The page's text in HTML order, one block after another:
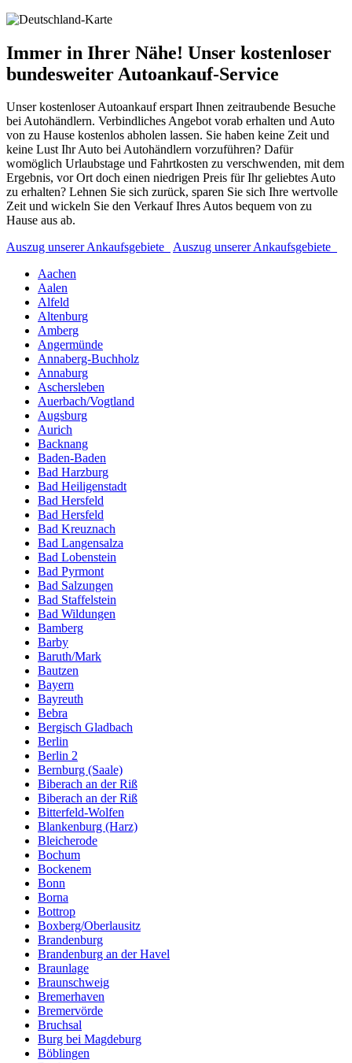
Immer in Ihrer Nähe! Unser kostenloser
bundesweiter Autoankauf-Service
Unser kostenloser Autoankauf erspart Ihnen zeitraubende Besuche
bei Autohändlern. Verbindliches Angebot vorab erhalten und Auto
von zu Hause kostenlos abholen lassen. Sie haben keine Zeit und
keine Lust Ihr Auto bei Autohändlern vorzuführen? Dafür
womöglich Urlaubstage und Fahrtkosten zu verschwenden, mit dem
Ergebnis, vor Ort doch einen niedrigen Preis für Ihr geliebtes Auto
zu erhalten? Lehnen Sie sich zurück, sparen Sie sich Ihre wertvolle
Zeit und wickeln Sie den Verkauf Ihres Autos bequem von zu
Hause aus ab.
Auszug unserer Ankaufsgebiete
Auszug unserer Ankaufsgebiete
Aachen
Aalen
Alfeld
Altenburg
Amberg
Angermünde
Annaberg-Buchholz
Annaburg
Aschersleben
Auerbach/Vogtland
Augsburg
Aurich
Backnang
Baden-Baden
Bad Harzburg
Bad Heiligenstadt
Bad Hersfeld
Bad Hersfeld
Bad Kreuznach
Bad Langensalza
Bad Lobenstein
Bad Pyrmont
Bad Salzungen
Bad Staffelstein
Bad Wildungen
Bamberg
Barby
Baruth/Mark
Bautzen
Bayern
Bayreuth
Bebra
Bergisch Gladbach
Berlin
Berlin 2
Bernburg (Saale)
Biberach an der Riß
Biberach an der Riß
Bitterfeld-Wolfen
Blankenburg (Harz)
Bleicherode
Bochum
Bockenem
Bonn
Borna
Bottrop
Boxberg/Oberlausitz
Brandenburg
Brandenburg an der Havel
Braunlage
Braunschweig
Bremerhaven
Bremervörde
Bruchsal
Burg bei Magdeburg
Böblingen